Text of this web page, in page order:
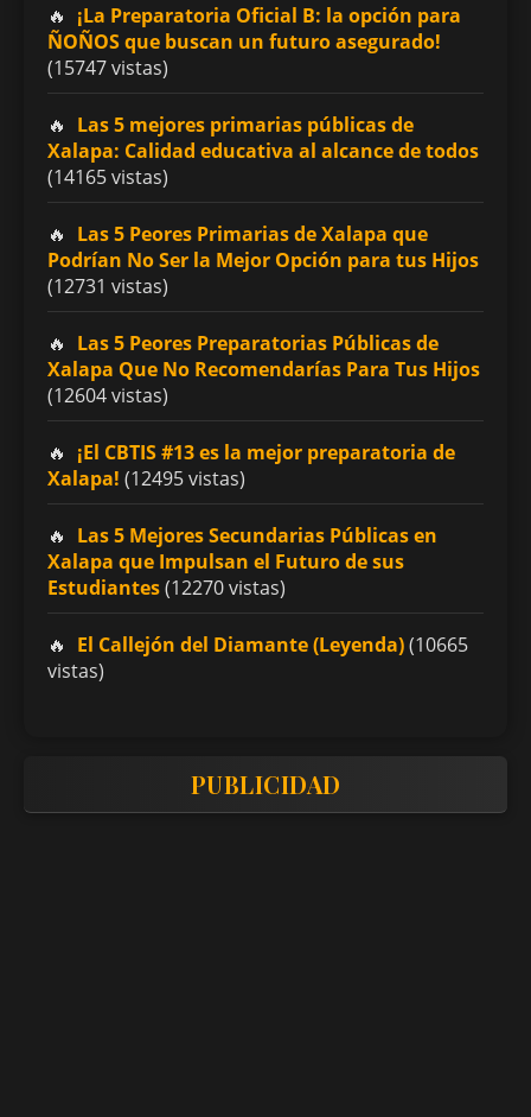
¡La Preparatoria Oficial B: la opción para
ÑOÑOS que buscan un futuro asegurado!
(15747 vistas)
Las 5 mejores primarias públicas de
Xalapa: Calidad educativa al alcance de todos
(14165 vistas)
Las 5 Peores Primarias de Xalapa que
Podrían No Ser la Mejor Opción para tus Hijos
(12731 vistas)
Las 5 Peores Preparatorias Públicas de
Xalapa Que No Recomendarías Para Tus Hijos
(12604 vistas)
¡El CBTIS #13 es la mejor preparatoria de
Xalapa! (12495 vistas)
Las 5 Mejores Secundarias Públicas en
Xalapa que Impulsan el Futuro de sus
Estudiantes(12270 vistas)
El Callejón del Diamante (Leyenda)(10665
vistas)
PUBLICIDAD